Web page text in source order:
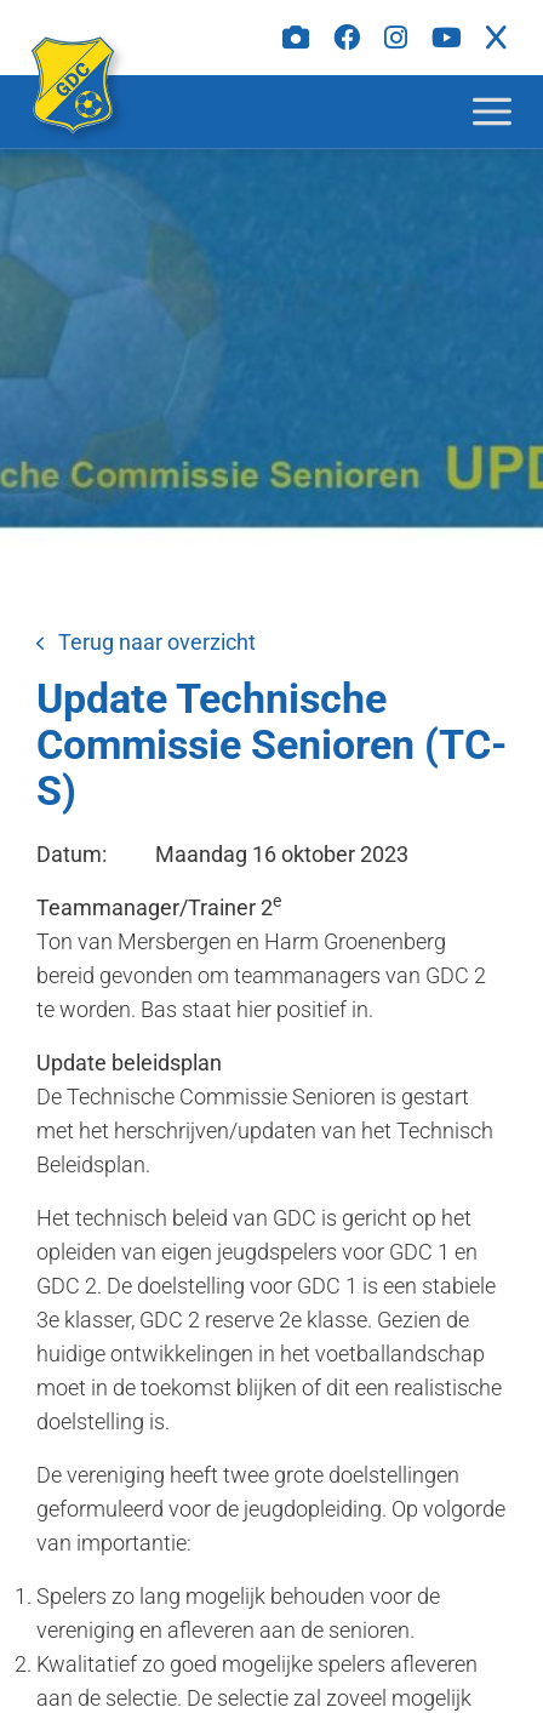
Terug naar overzicht
Update Technische
Commissie Senioren (TC-
S)
Datum: Maandag 16 oktober 2023
Teammanager/Trainer 2e
Ton van Mersbergen en Harm Groenenberg
bereid gevonden om teammanagers van GDC 2
te worden. Bas staat hier positief in.
Update beleidsplan
De Technische Commissie Senioren is gestart
met het herschrijven/updaten van het Technisch
Beleidsplan.
Het technisch beleid van GDC is gericht op het
opleiden van eigen jeugdspelers voor GDC 1 en
GDC 2. De doelstelling voor GDC 1 is een stabiele
3e klasser, GDC 2 reserve 2e klasse. Gezien de
huidige ontwikkelingen in het voetballandschap
moet in de toekomst blijken of dit een realistische
doelstelling is.
De vereniging heeft twee grote doelstellingen
geformuleerd voor de jeugdopleiding. Op volgorde
van importantie:
Spelers zo lang mogelijk behouden voor de
vereniging en afleveren aan de senioren.
Kwalitatief zo goed mogelijke spelers afleveren
aan de selectie. De selectie zal zoveel mogelijk